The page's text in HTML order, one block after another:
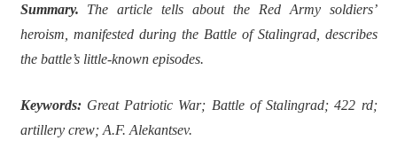
Summary. The article tells about the Red Army soldiers’
heroism, manifested during the Battle of Stalingrad, describes
the battle’s little-known episodes.
Keywords:Great Patriotic War; Battle of Stalingrad; 422 rd;
artillery crew; A.F. Alekantsev.